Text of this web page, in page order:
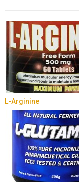
L-Arginine